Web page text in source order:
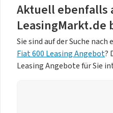
Aktuell ebenfalls
LeasingMarkt.de
Sie sind auf der Suche nach
Fiat 600 Leasing Angebot?
Leasing Angebote für Sie